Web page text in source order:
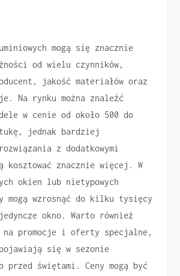
mogą się znacznie
od wielu czynników,
jakość materiałów oraz
Na rynku można znaleźć
w cenie od około 500 do
jednak bardziej
rozwiązania z dodatkowymi
kosztować znacznie więcej. W
okien lub nietypowych
mogą wzrosnąć do kilku tysięcy
okno. Warto również
na promocje i oferty specjalne,
się w sezonie
przed świętami. Ceny mogą być